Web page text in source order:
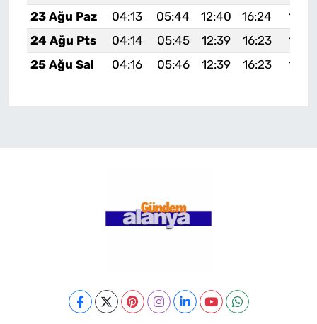
23 Ağu Paz
04:13 05:44 12:40 16:24
24 Ağu Pts
04:14 05:45 12:39 16:23
25 Ağu Sal
04:16 05:46 12:39 16:23